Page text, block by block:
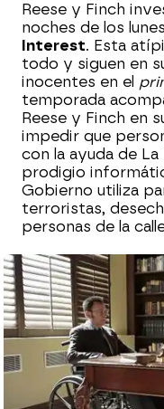
Reese y Finch
noches de los
Interest. Esta
todo y siguen en
inocentes en el
temporada
Reese y Finch en
impedir que
con la ayuda de
prodigio
Gobierno utiliza
terroristas,
personas de la